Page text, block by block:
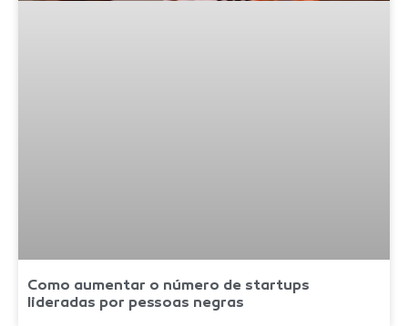
Como aumentar o número de startups
lideradas por pessoas negras